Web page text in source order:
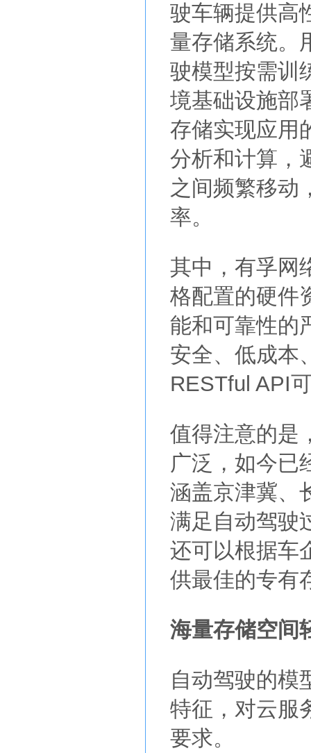
驶车辆提供高
量存储系统。
驶模型按需训
境基础设施部
存储实现应用
分析和计算，
之间频繁移动
率。
其中，有孚网
格配置的硬件
能和可靠性的
安全、低成本
RESTful API
值得注意的是
广泛，如今已
涵盖京津冀、
满足自动驾驶
还可以根据车
供最佳的专有
海量存储空间
自动驾驶的模
特征，对云服
要求。